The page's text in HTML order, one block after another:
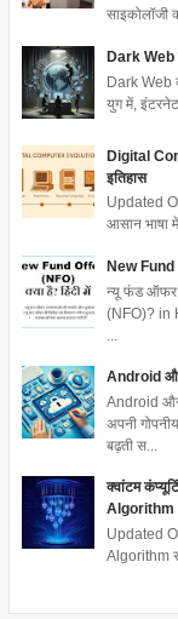
Dark Web
Dark Web
युग में, इंटरनेट
Digital
इतिहास
Updated
आसान भाषा
New Fund
न्यू फंड ऑफर
(NFO)? in
Android
Android
अपनी
बढ़ती स...
क्वांटम
Algorithm
Updated
Algorithm